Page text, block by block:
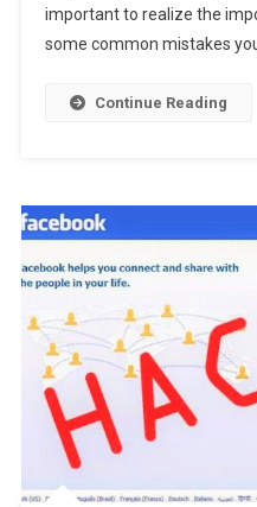
important to realize the
some common mistakes
Continue Reading